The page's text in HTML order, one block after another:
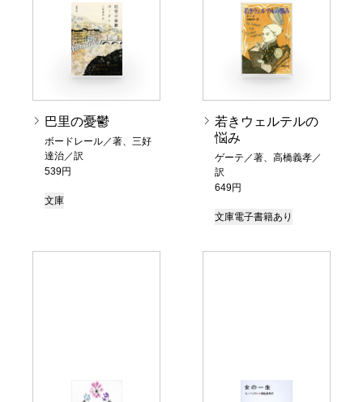
巴里の憂鬱
ボードレール／著、三好
達治／訳
539円
文庫
若きウェルテルの
悩み
ゲーテ／著、高橋義孝／
訳
649円
文庫電子書籍あり